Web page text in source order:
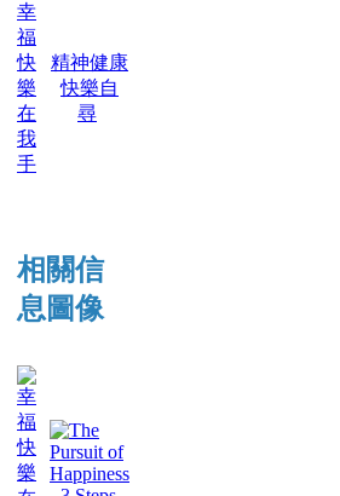
幸
福
快
樂
在
我
手
精神健康
快樂自
尋
相關信
息圖像